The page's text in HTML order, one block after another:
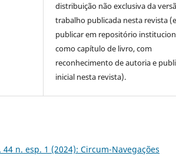
distribuição não exclusiva da
trabalho publicada nesta revista
publicar em repositório
como capítulo de livro, com
reconhecimento de autoria e
inicial nesta revista).
n. esp. 1 (2024): Circum-Navegações